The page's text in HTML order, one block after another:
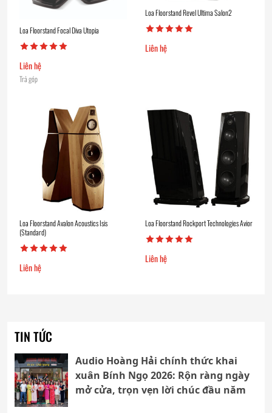
Loa Floorstand Focal Diva Utopia
Liên hệ
Trả góp
Loa Floorstand Revel Ultima Salon2
Liên hệ
Loa Floorstand Avalon Acoustics Isis
(Standard)
Liên hệ
Loa Floorstand Rockport Technologies Avior
Liên hệ
TIN TỨC
Audio Hoàng Hải chính thức khai
xuân Bính Ngọ 2026: Rộn ràng ngày
mở cửa, trọn vẹn lời chúc đầu năm